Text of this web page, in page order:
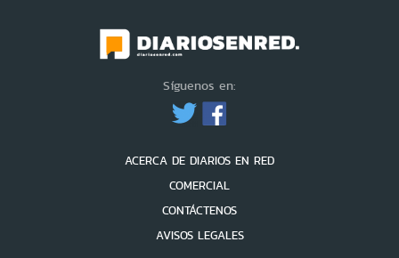
Síguenos en:
ACERCA DE DIARIOS EN RED
COMERCIAL
CONTÁCTENOS
AVISOS LEGALES